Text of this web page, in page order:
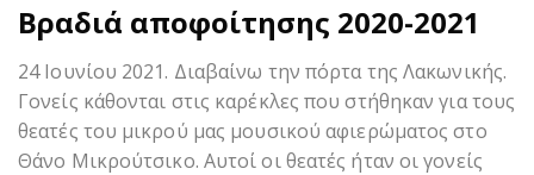
Βραδιά αποφοίτησης 2020-2021
24 Ιουνίου 2021. Διαβαίνω την πόρτα της Λακωνικής.
Γονείς κάθονται στις καρέκλες που στήθηκαν για τους
θεατές του μικρού μας μουσικού αφιερώματος στο
Θάνο Μικρούτσικο. Αυτοί οι θεατές ήταν οι γονείς